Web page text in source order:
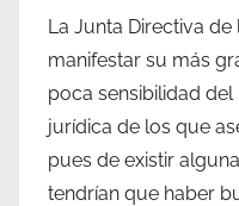
La Junta Directiva
manifestar su más
poca sensibilidad
jurídica de los que
pues de existir
tendrían que haber